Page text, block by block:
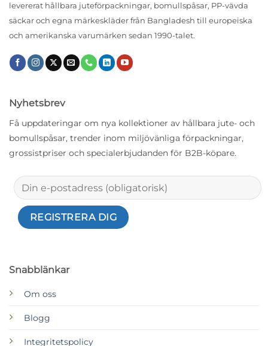
levererat hållbara juteförpackningar, bomullspåsar, PP-vävda
säckar och egna märkeskläder från Bangladesh till europeiska
och amerikanska varumärken sedan 1990-talet.
Snabblänkar
Om oss
Blogg
Integritetspolicy
Nyhetsbrev
Få uppdateringar om nya kollektioner av hållbara jute- och
bomullspåsar, trender inom miljövänliga förpackningar,
grossistpriser och specialerbjudanden för B2B-köpare.